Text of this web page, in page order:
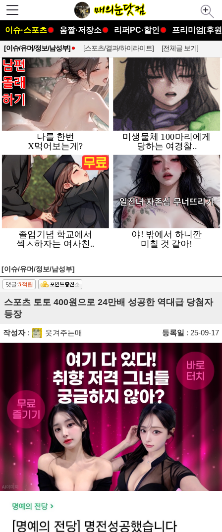
이슈·스포츠 움짤·저장소 리퍼PC·할인 프리미엄[후
[이슈/유머/정보/남성부] [스포츠/결과/하이라이트] [전체글 보기]
[이슈/유머/정보/남성부]
댓글:5적립
스포츠 토토 400원으로 24만배 성공한 역대급 당첨자
등장
작성자: 웃겨주는매 등록일 : 25-09-17